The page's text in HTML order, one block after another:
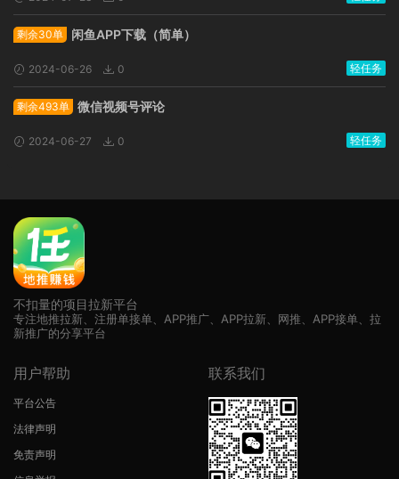
剩余30单 闲鱼APP下载（简单）
2024-06-26 0 轻任务
剩余493单 微信视频号评论
2024-06-27 0 轻任务
不扣量的项目拉新平台
专注地推拉新、注册单接单、APP推广、APP拉新、网推、APP接单、拉
新推广的分享平台
用户帮助
平台公告
法律声明
免责声明
联系我们